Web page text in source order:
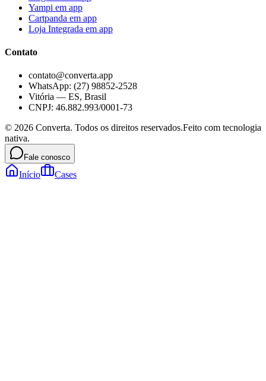
Yampi em app
Cartpanda em app
Loja Integrada em app
Contato
contato@converta.app
WhatsApp: (27) 98852-2528
Vitória — ES, Brasil
CNPJ: 46.882.993/0001-73
© 2026 Converta. Todos os direitos reservados.Feito com tecnologia
nativa.
Fale conosco
Início Cases